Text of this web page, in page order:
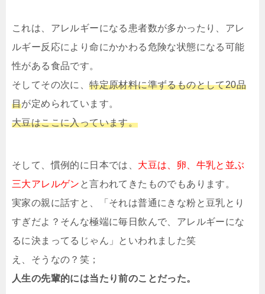
これは、アレルギーになる患者数が多かったり、アレ
ルギー反応により命にかかわる危険な状態になる可能
性がある食品です。
そしてその次に、特定原材料に準ずるものとして20品
目が定められています。
大豆はここに入っています。
そして、慣例的に日本では、 大豆は、卵、牛乳と並ぶ
三大アレルゲン と言われてきたものでもあります。
実家の親に話すと、「それは普通にきな粉と豆乳とり
すぎだよ？そんな極端に毎日飲んで、アレルギーにな
るに決まってるじゃん」といわれました笑
え、そうなの？笑；
人生の先輩的には当たり前のことだった。